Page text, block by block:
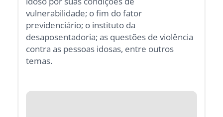
vulnerabilidade; o fim do fator
previdenciário; o instituto da
desaposentadoria; as questões de violência
contra as pessoas idosas, entre outros
temas.